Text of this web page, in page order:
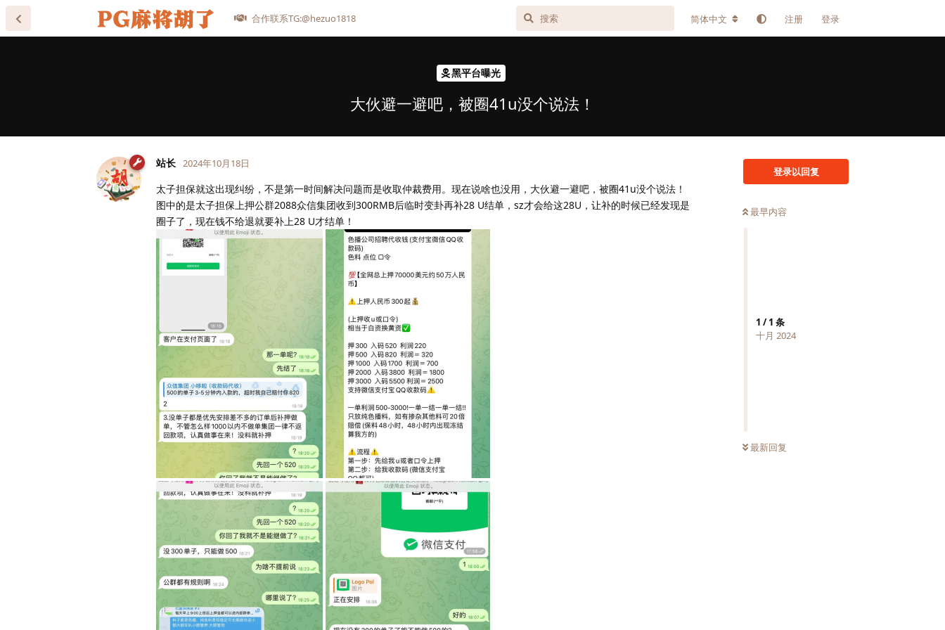
合作联系TG:@hezuo1818 简体中文 注册 登录
黑平台曝光
大伙避一避吧，被圈41u没个说法！
登录以回复
最早内容
1 /1 条
十月 2024
最新回复
站长 2024年10月18日
太子担保就这出现纠纷，不是第一时间解决问题而是收取仲裁费用。现在说啥也没用，大伙避一避吧，被圈41u没个说法！
图中的是太子担保上押公群2088众信集团收到300RMB后临时变卦再补28 U结单，sz才会给这28U，让补的时候已经发现是
圈子了，现在钱不给退就要补上28 U才结单！